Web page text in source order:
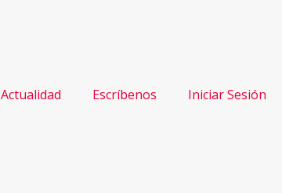
Actualidad Escríbenos Iniciar Sesión